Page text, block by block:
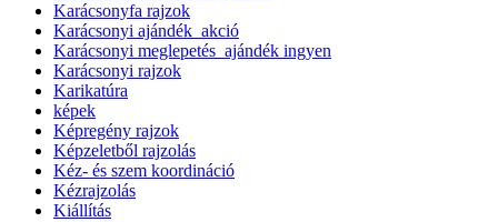
Karácsonyfa rajzok
Karácsonyi ajándék_akció
Karácsonyi meglepetés_ajándék ingyen
Karácsonyi rajzok
Karikatúra
képek
Képregény rajzok
Képzeletből rajzolás
Kéz- és szem koordináció
Kézrajzolás
Kiállítás